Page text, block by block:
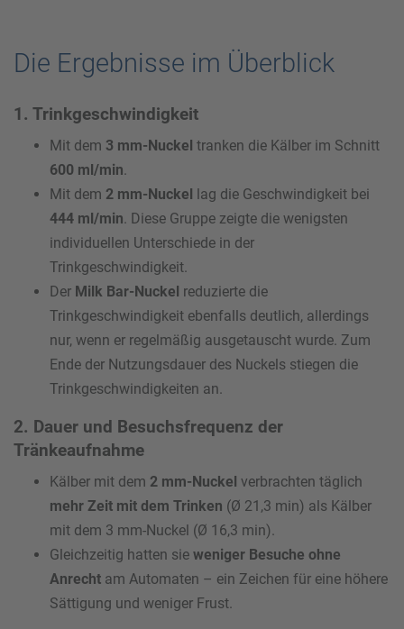
Die Ergebnisse im Überblick
1. Trinkgeschwindigkeit
Mit dem 3 mm-Nuckel tranken die Kälber im Schnitt
600 ml/min.
Mit dem 2 mm-Nuckel lag die Geschwindigkeit bei
444 ml/min. Diese Gruppe zeigte die wenigsten
individuellen Unterschiede in der
Trinkgeschwindigkeit.
Der Milk Bar-Nuckel reduzierte die
Trinkgeschwindigkeit ebenfalls deutlich, allerdings
nur, wenn er regelmäßig ausgetauscht wurde. Zum
Ende der Nutzungsdauer des Nuckels stiegen die
Trinkgeschwindigkeiten an.
2. Dauer und Besuchsfrequenz der
Tränkeaufnahme
Kälber mit dem 2 mm-Nuckel verbrachten täglich
mehr Zeit mit dem Trinken (Ø 21,3 min) als Kälber
mit dem 3 mm-Nuckel (Ø 16,3 min).
Gleichzeitig hatten sie weniger Besuche ohne
Anrecht am Automaten – ein Zeichen für eine höhere
Sättigung und weniger Frust.